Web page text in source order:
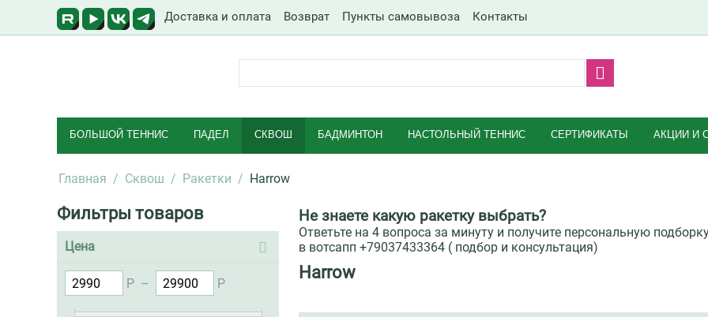
Доставка и оплата Возврат Пункты самовывоза Контакты
БОЛЬШОЙ ТЕННИС ПАДЕЛ СКВОШ БАДМИНТОН НАСТОЛЬНЫЙ ТЕННИС СЕРТИФИКАТЫ АКЦИИ И
Главная / Сквош / Ракетки / Harrow
Фильтры товаров
Цена
Р – Р
Не знаете какую ракетку выбрать?
Ответьте на 4 вопроса за минуту и получите персональную
в вотсапп ‪+79037433364‬ ( подбор и консультация)
Harrow